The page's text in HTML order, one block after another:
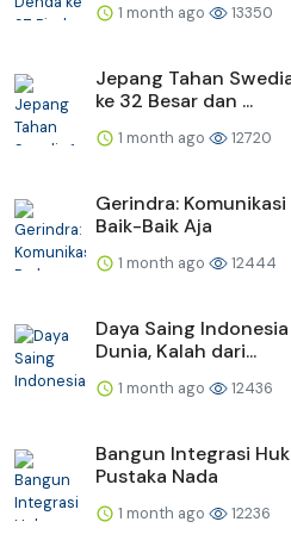
1 month ago 13350
Jepang Tahan
ke 32 Besar dan ...
1 month ago 12720
Gerindra:
Baik-Baik Aja
1 month ago 12444
Daya Saing
Dunia, Kalah dari...
1 month ago 12436
Bangun Integrasi
Pustaka Nada
1 month ago 12236